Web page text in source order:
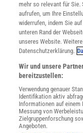
Für Sie im
WEITERE
mehr so relevant für Sie.
aufrufen, um Ihre
widerrufen, indem Sie
unteren Rand der
unseres Website.
Datenschutzerklärung.
Wir und unsere
bereitzustellen:
Verwendung genauer
Identifikation aktiv
Informationen auf einem
Messung von
Zielgruppenforschung
Angeboten.